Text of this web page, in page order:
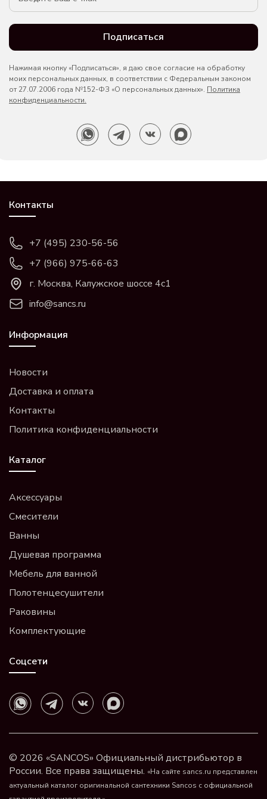
Подписаться
Нажимая кнопку «Подписаться», я даю свое согласие на обработку
моих персональных данных, в соответствии с Федеральным законом
от 27.07.2006 года №152-ФЗ «О персональных данных». Политика
конфиденциальности.
Контакты
+7 (495) 230-56-56
+7 (966) 975-66-63
г. Москва, Калужское шоссе 4с1
info@sancs.ru
Информация
Новости
Доставка и оплата
Контакты
Политика конфиденциальности
Каталог
Аксессуары
Смесители
Ванны
Душевая программа
Мебель для ванной
Полотенцесушители
Раковины
Комплектующие
Соцсети
© 2026 «SANCOS» Официальный дистрибьютор в
России. Все права защищены. «На сайте sancs.ru представлен
актуальный каталог оригинальной сантехники Sancos с официальной